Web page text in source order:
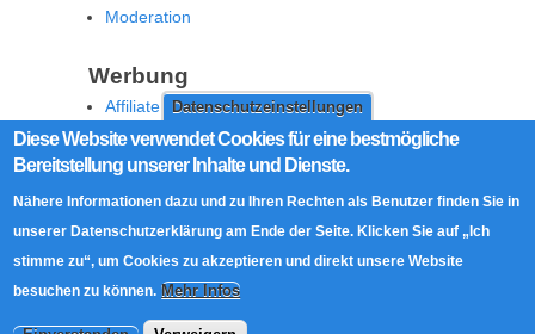
Datenschutzeinstellungen
Diese Website verwendet Cookies für eine bestmögliche
Bereitstellung unserer Inhalte und Dienste.
Nähere Informationen dazu und zu Ihren Rechten als Benutzer finden Sie in
unserer Datenschutzerklärung am Ende der Seite. Klicken Sie auf „Ich
stimme zu“, um Cookies zu akzeptieren und direkt unsere Website
besuchen zu können. Mehr Infos
Moderation
Werbung
Affiliate Offenlegung
Werben Sie auf MoW
Social Media
RSS Feed
Facebook